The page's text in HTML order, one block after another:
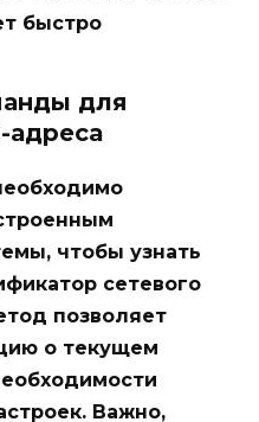
быстро
для
адреса
чтобы узнать
сетевого
позволяет
о текущем
Важно,